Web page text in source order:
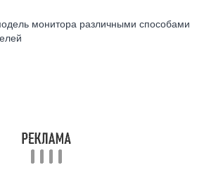
монитора различными способами